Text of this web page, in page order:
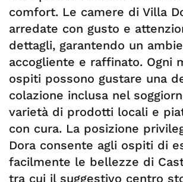
comfort. Le camere di Villa
arredate con gusto e
dettagli, garantendo un
accogliente e raffinato. Ogni
ospiti possono gustare una
colazione inclusa nel
varietà di prodotti locali e
con cura. La posizione
Dora consente agli ospiti di
facilmente le bellezze di
tra cui il suggestivo centro